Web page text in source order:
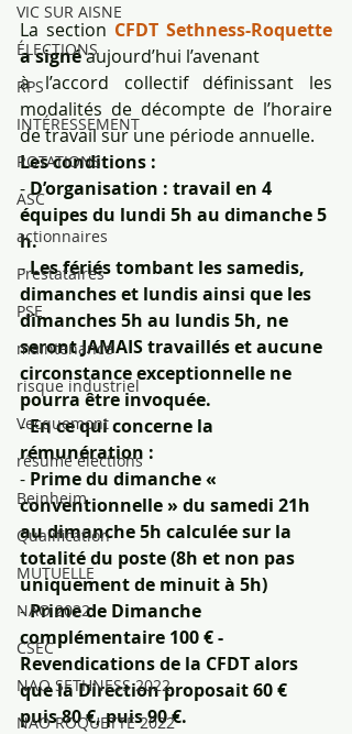
VIC SUR AISNE
ÉLECTIONS
RPS
INTÉRESSEMENT
ROTATIONS
ASC
actionnaires
Prestataires
PSE
maintenance
risque industriel
Vecquemont
résumé élections
Beinheim
Qualification
MUTUELLE
NAO 2022
CSEC
NAO SETHNESS 2022
NAO ROQUETTE 2022
La section CFDT Sethness-Roquette
a signé aujourd’hui l’avenant
à l’accord collectif définissant les
modalités de décompte de l’horaire
de travail sur une période annuelle.
Les conditions :
- D’organisation : travail en 4
équipes du lundi 5h au dimanche 5
h.
- Les fériés tombant les samedis,
dimanches et lundis ainsi que les
dimanches 5h au lundis 5h, ne
seront JAMAIS travaillés et aucune
circonstance exceptionnelle ne
pourra être invoquée.
- En ce qui concerne la
rémunération :
- Prime du dimanche «
conventionnelle » du samedi 21h
au dimanche 5h calculée sur la
totalité du poste (8h et non pas
uniquement de minuit à 5h)
- Prime de Dimanche
complémentaire 100 € -
Revendications de la CFDT alors
que la Direction proposait 60 €
puis 80 €, puis 90 €.